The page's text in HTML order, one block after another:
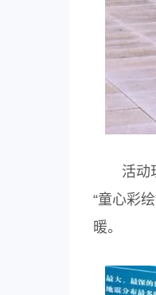
活动现
“童心彩
暖。